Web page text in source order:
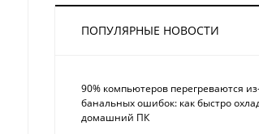
ПОПУЛЯРНЫЕ НОВОСТИ
90% компьютеров перегреваются
банальных ошибок: как быстро
домашний ПК